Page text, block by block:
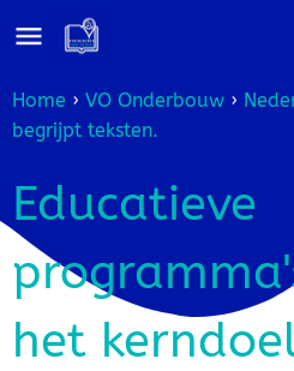
Home › VO Onderbouw ›
begrijpt teksten.
Educatieve
het